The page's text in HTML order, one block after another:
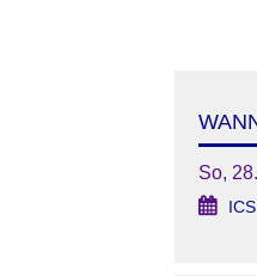
So,